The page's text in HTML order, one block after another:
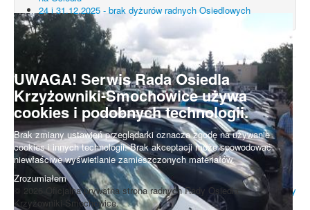
24 i 31.12.2025 - brak dyżurów radnych Osiedlowych
UWAGA! Serwis Rada Osiedla
Krzyżowniki-Smochowice używa
cookies i podobnych technologii.
Brak zmiany ustawień przeglądarki oznacza zgodę na używanie
cookies i innych technologii. Brak akceptacji może spowodować
niewłaściwe wyświetlanie zamieszczonych materiałów.
Zrozumiałem
Do góry
© 2026 Oficjalna prywatna strona radnych Rady Osiedla
Krzyżowniki-Smochowice.